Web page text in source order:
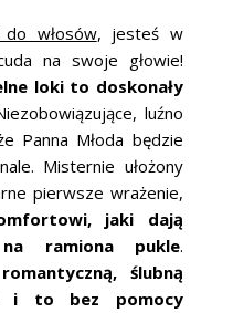
do włosów, jesteś w
na swoje głowie!
loki to doskonały
luźno
Panna Młoda będzie
Misternie ułożony
pierwsze wrażenie,
jaki dają
ramiona pukle.
ślubną
i to bez pomocy